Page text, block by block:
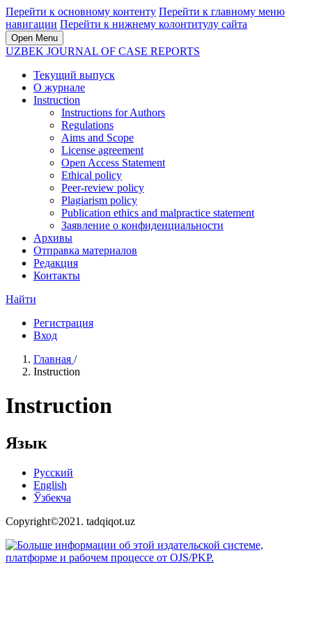
Перейти к основному контенту Перейти к главному меню
навигации Перейти к нижнему колонтитулу сайта
Open Menu
UZBEK JOURNAL OF CASE REPORTS
Текущий выпуск
О журнале
Instruction
Instructions for Authors
Regulations
Aims and Scope
License agreement
Open Access Statement
Ethical policy
Peer-review policy
Plagiarism policy
Publication ethics and malpractice statement
Заявление о конфиденциальности
Архивы
Отправка материалов
Редакция
Контакты
Найти
Регистрация
Вход
Главная /
Instruction
Instruction
Язык
Русский
English
Ўзбекча
Copyright©2021. tadqiqot.uz